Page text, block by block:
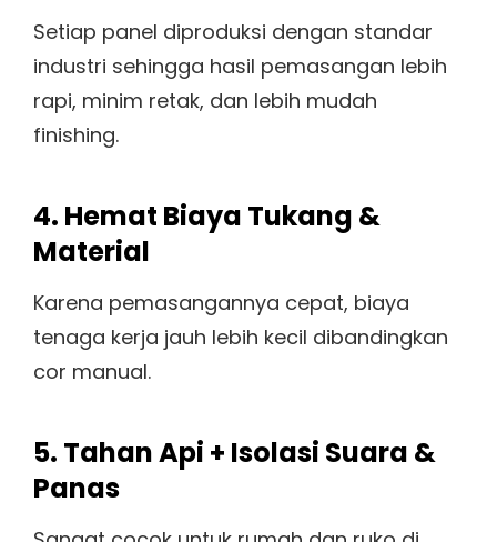
Setiap panel diproduksi dengan standar
industri sehingga hasil pemasangan lebih
rapi, minim retak, dan lebih mudah
finishing.
4. Hemat Biaya Tukang &
Material
Karena pemasangannya cepat, biaya
tenaga kerja jauh lebih kecil dibandingkan
cor manual.
5. Tahan Api + Isolasi Suara &
Panas